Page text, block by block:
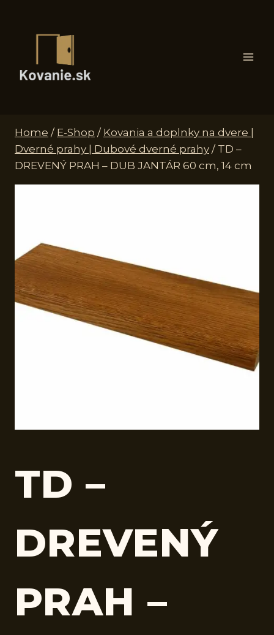
Home / E-Shop / Kovania a doplnky na dvere |
Dverné prahy | Dubové dverné prahy / TD –
DREVENÝ PRAH – DUB JANTÁR 60 cm, 14 cm
TD –
DREVENÝ
PRAH –